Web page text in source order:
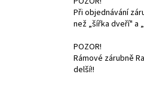
Při objednávání
než „šířka dveří" a
POZOR!
Rámové zárubně
delší!!